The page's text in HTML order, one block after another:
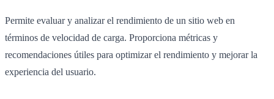
Permite evaluar y analizar el rendimiento de un sitio web en
términos de velocidad de carga. Proporciona métricas y
recomendaciones útiles para optimizar el rendimiento y mejorar la
experiencia del usuario.